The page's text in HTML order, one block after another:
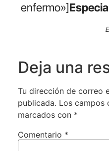
enfermo»]
Deja una
Tu dirección de correo
publicada. Los campos
marcados con *
Comentario *